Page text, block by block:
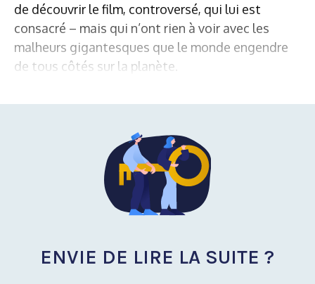
de découvrir le film, controversé, qui lui est
consacré – mais qui n’ont rien à voir avec les
malheurs gigantesques que le monde engendre
de tous côtés sur la planète.
ENVIE DE LIRE LA SUITE ?